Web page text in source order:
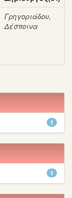
Γρηγοριάδου,
Δέσποινα
1
1